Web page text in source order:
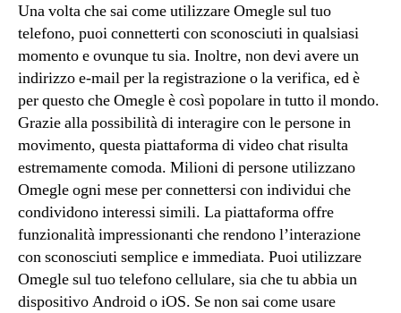
Una volta che sai come utilizzare Omegle sul tuo
telefono, puoi connetterti con sconosciuti in qualsiasi
momento e ovunque tu sia. Inoltre, non devi avere un
indirizzo e-mail per la registrazione o la verifica, ed è
per questo che Omegle è così popolare in tutto il mondo.
Grazie alla possibilità di interagire con le persone in
movimento, questa piattaforma di video chat risulta
estremamente comoda. Milioni di persone utilizzano
Omegle ogni mese per connettersi con individui che
condividono interessi simili. La piattaforma offre
funzionalità impressionanti che rendono l’interazione
con sconosciuti semplice e immediata. Puoi utilizzare
Omegle sul tuo telefono cellulare, sia che tu abbia un
dispositivo Android o iOS. Se non sai come usare